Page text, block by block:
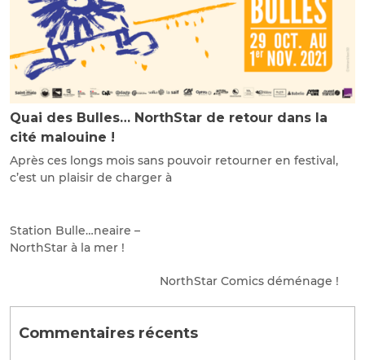
Quai des Bulles… NorthStar de retour dans la
cité malouine !
Après ces longs mois sans pouvoir retourner en festival,
c’est un plaisir de charger à
Station Bulle…neaire –
NorthStar à la mer !
NorthStar Comics déménage !
Commentaires récents